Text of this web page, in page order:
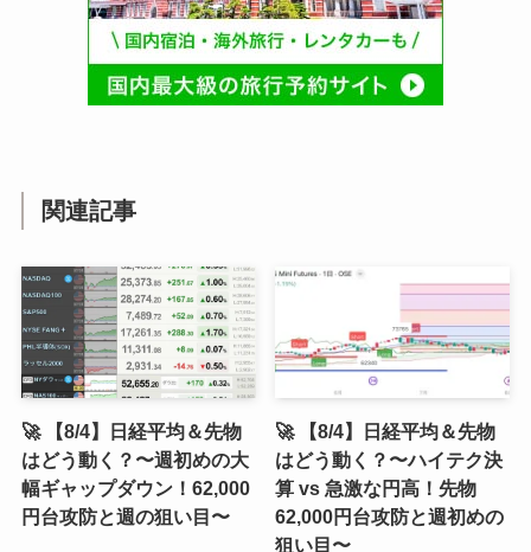
関連記事
🚀 【8/4】日経平均＆先物
はどう動く？〜週初めの大
幅ギャップダウン！62,000
円台攻防と週の狙い目〜
🚀 【8/4】日経平均＆先物
はどう動く？〜ハイテク決
算 vs 急激な円高！先物
62,000円台攻防と週初めの
狙い目〜